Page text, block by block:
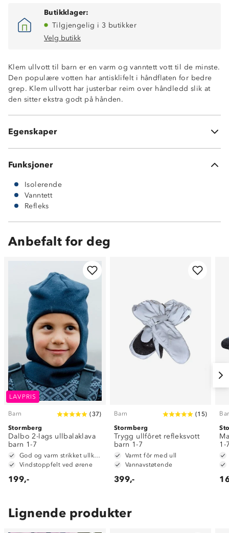
Butikklager:
Tilgjengelig i 3 butikker
Velg butikk
Klem ullvott til barn er en varm og vanntett vott til de minste.
Den populære votten har antisklifelt i håndflaten for bedre
grep. Klem ullvott har justerbar reim over håndledd slik at
den sitter ekstra godt på hånden.
Egenskaper
Varmt ullfòr
Vanntett, 3000 mm
Fukttransporterende
Refleksdetaljer
Ytterside: 100% polyester
Funksjoner
Isolerende
Vanntett
Refleks
Anbefalt for deg
LAVPRIS
Barn (37)
Stormberg
Dalbo 2-lags ullbalaklava
barn 1-7
Vindstoppfelt ved ørene
199,-
Barn (15)
Stormberg
Trygg ullfôret refleksvott
barn 1-7
Varmt fôr med ull
Vannavstøtende
399,-
1-
Lignende produkter